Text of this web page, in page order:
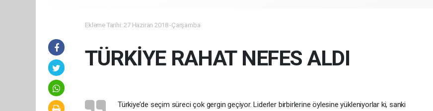
Ekleme Tarihi: 27 Haziran 2018 -Çarşamba
TÜRKİYE RAHAT NEFES ALDI
Türkiye’de seçim süreci çok gergin geçiyor. Liderler birbirlerine öylesine yükleniyorlar ki, sanki